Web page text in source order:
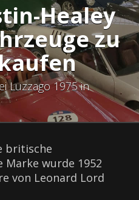
Healey
zu
Luzzago 1975 in
britische
Marke wurde 1952
von Leonard Lord